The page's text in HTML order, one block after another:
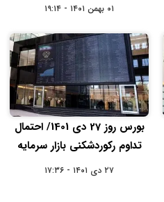
۰۱ بهمن ۱۴۰۱ - ۱۹:۱۴
بورس روز 27 دی 1401/ احتمال
تداوم رکوردشکنی بازار سرمایه
۲۷ دی ۱۴۰۱ - ۱۷:۳۶